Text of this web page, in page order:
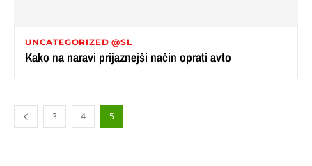
UNCATEGORIZED @SL
Kako na naravi prijaznejši način oprati avto
3 4 5